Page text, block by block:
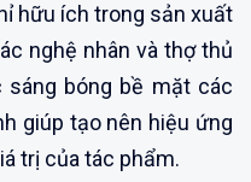
hữu ích trong sản xuất
nghệ nhân và thợ thủ
sáng bóng bề mặt các
giúp tạo nên hiệu ứng
trị của tác phẩm.